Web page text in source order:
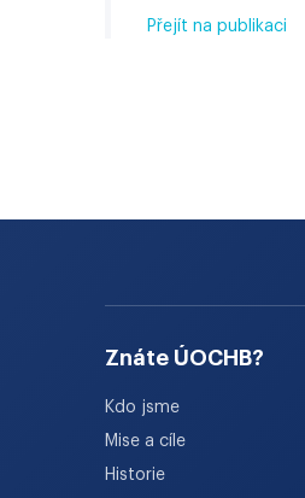
Přejít na publikaci
Znáte ÚOCHB?
Kdo jsme
Mise a cíle
Historie